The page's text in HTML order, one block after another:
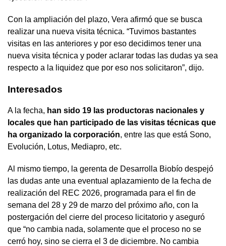
Con la ampliación del plazo, Vera afirmó que se busca
realizar una nueva visita técnica. “Tuvimos bastantes
visitas en las anteriores y por eso decidimos tener una
nueva visita técnica y poder aclarar todas las dudas ya sea
respecto a la liquidez que por eso nos solicitaron”, dijo.
Interesados
A la fecha, han sido 19 las productoras nacionales y
locales que han participado de las visitas técnicas que
ha organizado la corporación, entre las que está Sono,
Evolución, Lotus, Mediapro, etc.
Al mismo tiempo, la gerenta de Desarrolla Biobío despejó
las dudas ante una eventual aplazamiento de la fecha de
realización del REC 2026, programada para el fin de
semana del 28 y 29 de marzo del próximo año, con la
postergación del cierre del proceso licitatorio y aseguró
que “no cambia nada, solamente que el proceso no se
cerró hoy, sino se cierra el 3 de diciembre. No cambia